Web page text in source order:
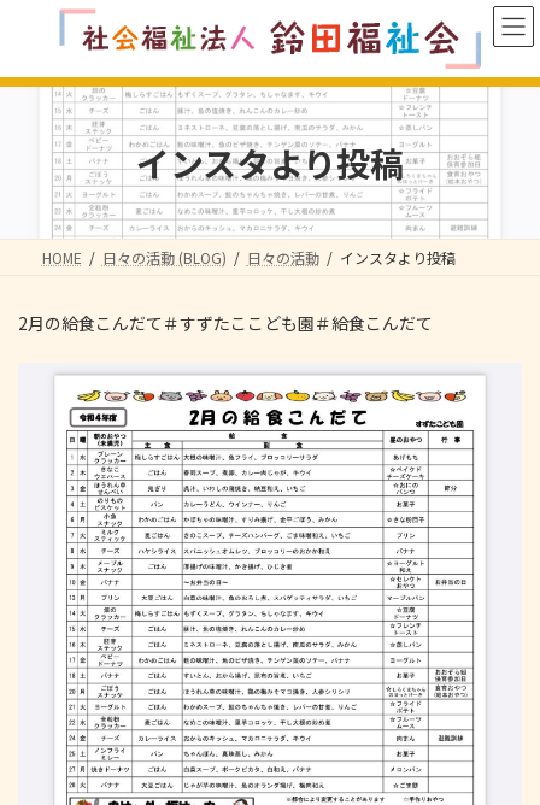
ン
ー
インスタより投稿
HOME 日々の活動 (BLOG) 日々の活動 インスタより投稿
2月の給食こんだて＃すずたここども園＃給食こんだて